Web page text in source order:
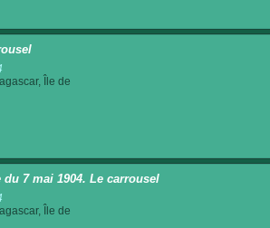
Île de
du 7 mai 1904. Le carrousel
Île de